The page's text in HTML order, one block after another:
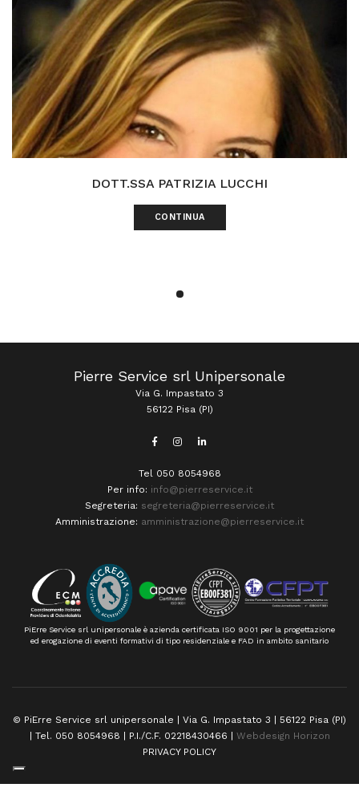
DOTT.SSA PATRIZIA LUCCHI
CONTINUA
Pierre Service srl Unipersonale
Via G. Impastato 3
56122 Pisa (PI)
Tel 050 8054968
Per info: info@pierreservice.it
Segreteria: segreteria@pierreservice.it
Amministrazione: amministrazione@pierreservice.it
PiErre Service srl unipersonale è azienda certificata ISO 9001 per la progettazione
ed erogazione di eventi formativi di tipo residenziale e FAD in ambito sanitario
© PiErre Service srl unipersonale | Via G. Impastato 3 | 56122 Pisa (PI)
| Tel. 050 8054968 | P.I./C.F. 02218430466 | Webdesign Horizon
PRIVACY POLICY